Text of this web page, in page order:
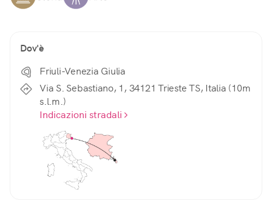
Dov'è
Friuli-Venezia Giulia
Via S. Sebastiano, 1, 34121 Trieste TS, Italia (10m
s.l.m.)
Indicazioni stradali